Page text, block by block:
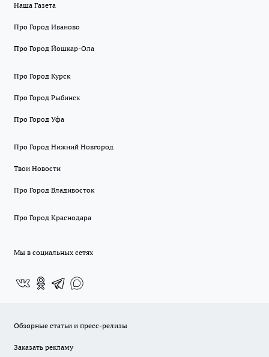
Наша Газета
Про Город Иваново
Про Город Йошкар-Ола
Про Город Курск
Про Город Рыбинск
Про Город Уфа
Про Город Нижний Новгород
Твои Новости
Про Город Владивосток
Про Город Краснодара
Мы в социальных сетях
Обзорные статьи и пресс-релизы
Заказать рекламу